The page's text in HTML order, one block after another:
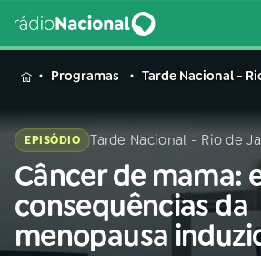
MENU
Buscar
na
Rádio
Nacional
Buscar
Programas Tarde Nacional -
EPISÓDIO Tarde Nacional - Rio de
Câncer de mama:
consequências da
menopausa